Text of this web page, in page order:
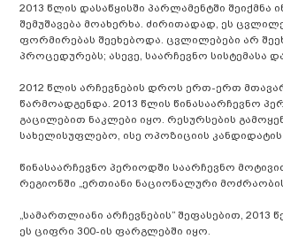
2013 წლის დასაწყისში პარლამენტში
შემუშავება მოახერხა. ძირითადად, ეს
ფორმირებას შეეხებოდა. ცვლილებები არ
პროცედურებს; ასევე, საარჩევნო სისტემასა
2012 წლის არჩევნების დროს ერთ-ერთ
წარმოადგენდა. 2013 წლის წინასაარჩევნო
გაცილებით ნაკლები იყო. რესურსების
სახელისუფლებო, ისე ოპოზიციის
წინასაარჩევნო პერიოდში საარჩევნო
რეგიონში „ერთიანი ნაციონალური
„სამართლიანი არჩევნების” შეფასებით,
ეს ციფრი 300-ის ფარგლებში იყო.